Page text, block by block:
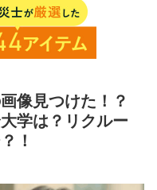
像見つけた！？
学は？リクルー
！